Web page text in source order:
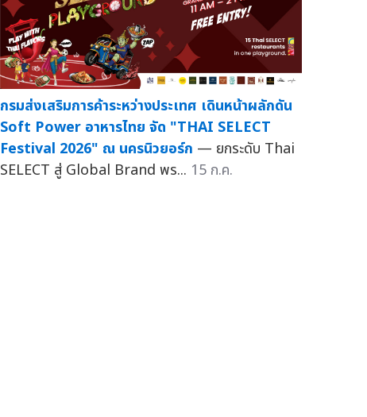
กรมส่งเสริมการค้าระหว่างประเทศ เดินหน้าผลักดัน
Soft Power อาหารไทย จัด "THAI SELECT
Festival 2026" ณ นครนิวยอร์ก — ยกระดับ Thai
SELECT สู่ Global Brand พร... 15 ก.ค.